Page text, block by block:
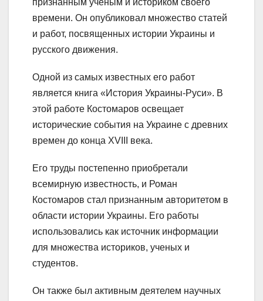
признанным ученым и историком своего
времени. Он опубликовал множество статей
и работ, посвященных истории Украины и
русского движения.
Одной из самых известных его работ
является книга «История Украины-Руси». В
этой работе Костомаров освещает
исторические события на Украине с древних
времен до конца XVIII века.
Его труды постепенно приобретали
всемирную известность, и Роман
Костомаров стал признанным авторитетом в
области истории Украины. Его работы
использовались как источник информации
для множества историков, ученых и
студентов.
Он также был активным деятелем научных